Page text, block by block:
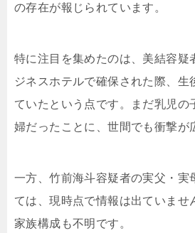
の存在が報じられています。
特に注目を集めたのは、美結容疑
ジネスホテルで確保された際、生
ていたという点です。まだ乳児の
婦だったことに、世間でも衝撃が
一方、竹前海斗容疑者の実父・実
ては、現時点で情報は出ていませ
家族構成も不明です。